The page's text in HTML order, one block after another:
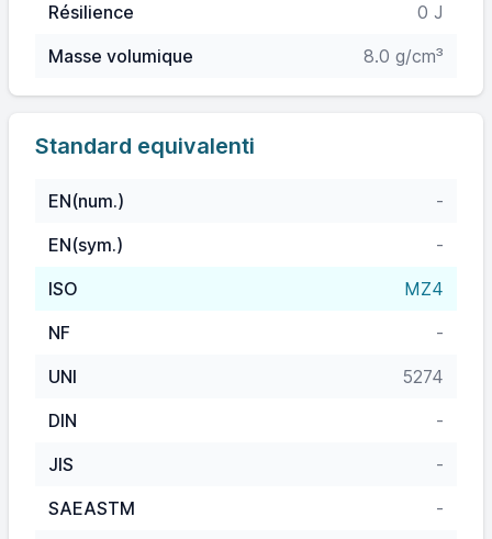
Résilience
0 J
Masse volumique
8.0 g/cm³
Standard equivalenti
EN(num.)
-
EN(sym.)
-
ISO
MZ4
NF
-
UNI
5274
DIN
-
JIS
-
SAEASTM
-